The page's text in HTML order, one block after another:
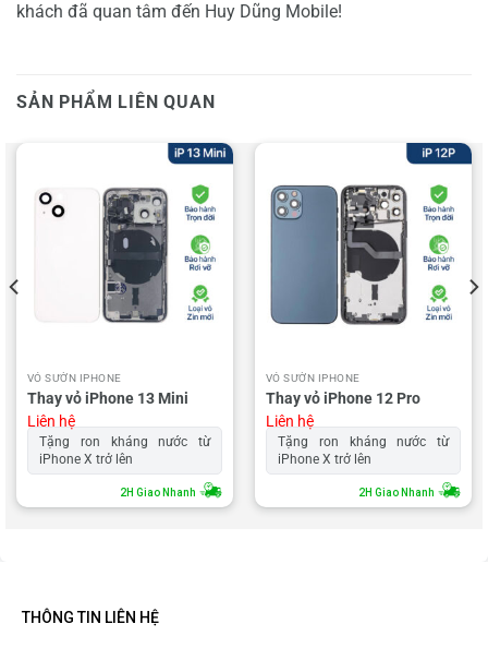
khách đã quan tâm đến Huy Dũng Mobile!
SẢN PHẨM LIÊN QUAN
VỎ SƯỜN IPHONE
Thay vỏ iPhone 13 Mini
Liên hệ
Tặng ron kháng nước từ
iPhone X trở lên
2H Giao Nhanh
VỎ SƯỜN IPHONE
Thay vỏ iPhone 12 Pro
Liên hệ
Tặng ron kháng nước từ
iPhone X trở lên
2H Giao Nhanh
THÔNG TIN LIÊN HỆ